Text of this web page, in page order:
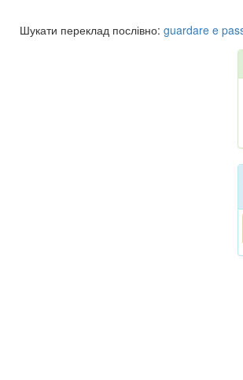
Шукати переклад послівно: guardare e